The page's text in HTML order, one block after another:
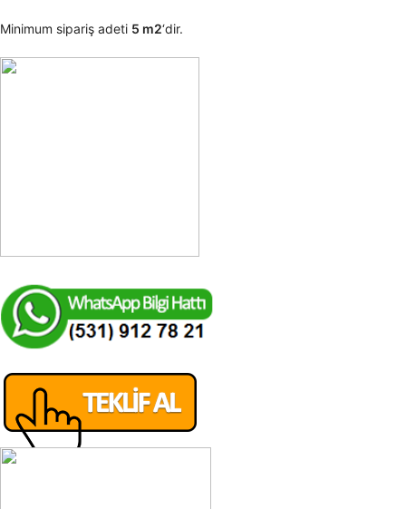
Minimum sipariş adeti 5 m2‘dir.